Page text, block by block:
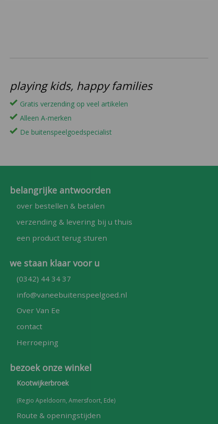
playing kids, happy families
Gratis verzending op veel artikelen
Alleen A-merken
De buitenspeelgoedspecialist
belangrijke antwoorden
over bestellen & betalen
verzending & levering bij u thuis
een product terug sturen
we staan klaar voor u
(0342) 44 34 37
info@vaneebuitenspeelgoed.nl
Over Van Ee
contact
Herroeping
bezoek onze winkel
Kootwijkerbroek
(Regio Apeldoorn, Amersfoort, Ede)
Route & openingstijden